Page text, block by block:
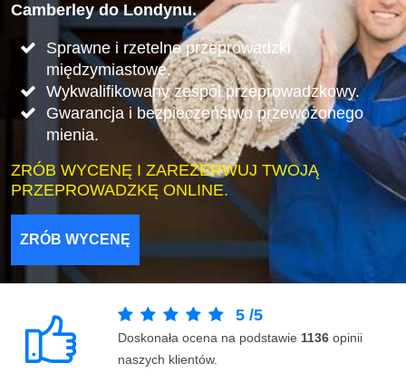
Camberley do Londynu.
Sprawne i rzetelne przeprowadzki
międzymiastowe.
Wykwalifikowany zespół przeprowadzkowy.
Gwarancja i bezpieczeństwo przewożonego
mienia.
ZRÓB WYCENĘ I ZAREZERWUJ TWOJĄ
PRZEPROWADZKĘ ONLINE.
ZRÓB WYCENĘ
5 /5
Doskonała ocena na podstawie 1136 opinii
naszych klientów.